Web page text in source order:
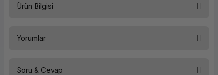
Ürün Bilgisi
Yorumlar
Soru & Cevap